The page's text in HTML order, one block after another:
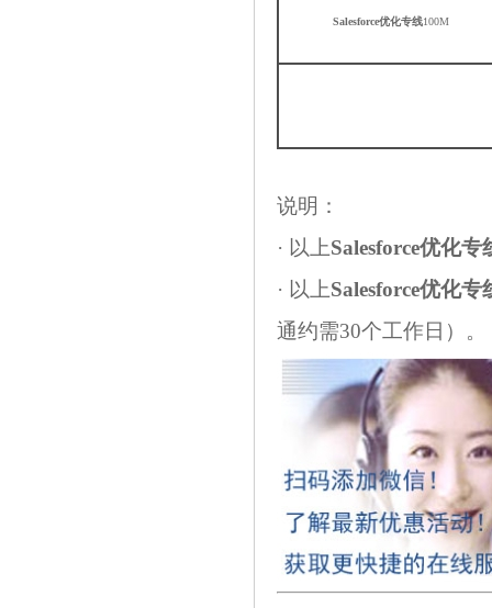
Salesforce优化专线100M
说明：
· 以上Salesforce优化专
· 以上Salesforce优化专
通约需30个工作日）。